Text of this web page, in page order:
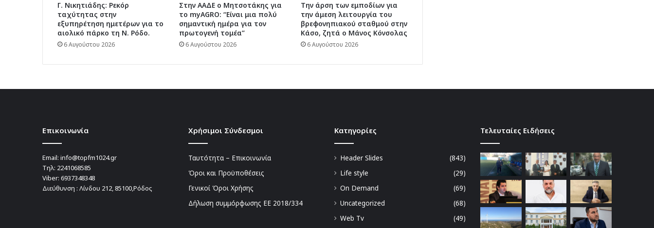
Γ. Νικητιάδης: Ρεκόρ
ταχύτητας στην
εξυπηρέτηση ημετέρων για το
αιολικό πάρκο τη Ν. Ρόδο.
6 Αυγούστου 2026
Στην ΑΑΔΕ ο Μητσοτάκης για
το myAGRO: “Είναι μια πολύ
σημαντική ημέρα για τον
πρωτογενή τομέα”
6 Αυγούστου 2026
Την άρση των εμποδίων για
την άμεση λειτουργία του
βρεφονηπιακού σταθμού στην
Κάσο, ζητά ο Μάνος Κόνσολας
6 Αυγούστου 2026
Επικοινωνία
Email: info@topfm1024.gr
Τηλ: 2241068585
Viber: 6937348348
Διεύθυνση : Λίνδου 212, 85100,Ρόδος
Χρήσιμοι Σύνδεσμοι
Ταυτότητα – Επικοινωνία
Όροι και Προϋποθέσεις
Γενικοί Όροι Χρήσης
Δήλωση συμμόρφωσης ΕΕ 2018/334
Kατηγορίες
Header Slides
(843)
Life style
(29)
On Demand
(69)
Uncategorized
(68)
Web Tv
(49)
Τελευταίες Ειδήσεις